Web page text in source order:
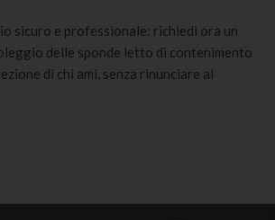
sicuro e professionale: richiedi ora un
delle sponde letto di contenimento
di chi ami, senza rinunciare al